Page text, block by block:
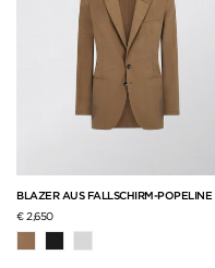
BLAZER AUS FALLSCHIRM-POPELINE
€ 2,650